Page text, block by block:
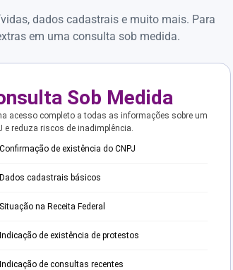
dados cadastrais e muito mais. Para
em uma consulta sob medida.
Sob Medida
acesso completo a todas as informações sobre um
e reduza riscos de inadimplência.
Confirmação de existência do CNPJ
Dados cadastrais básicos
Situação na Receita Federal
Indicação de existência de protestos
Indicação de consultas recentes